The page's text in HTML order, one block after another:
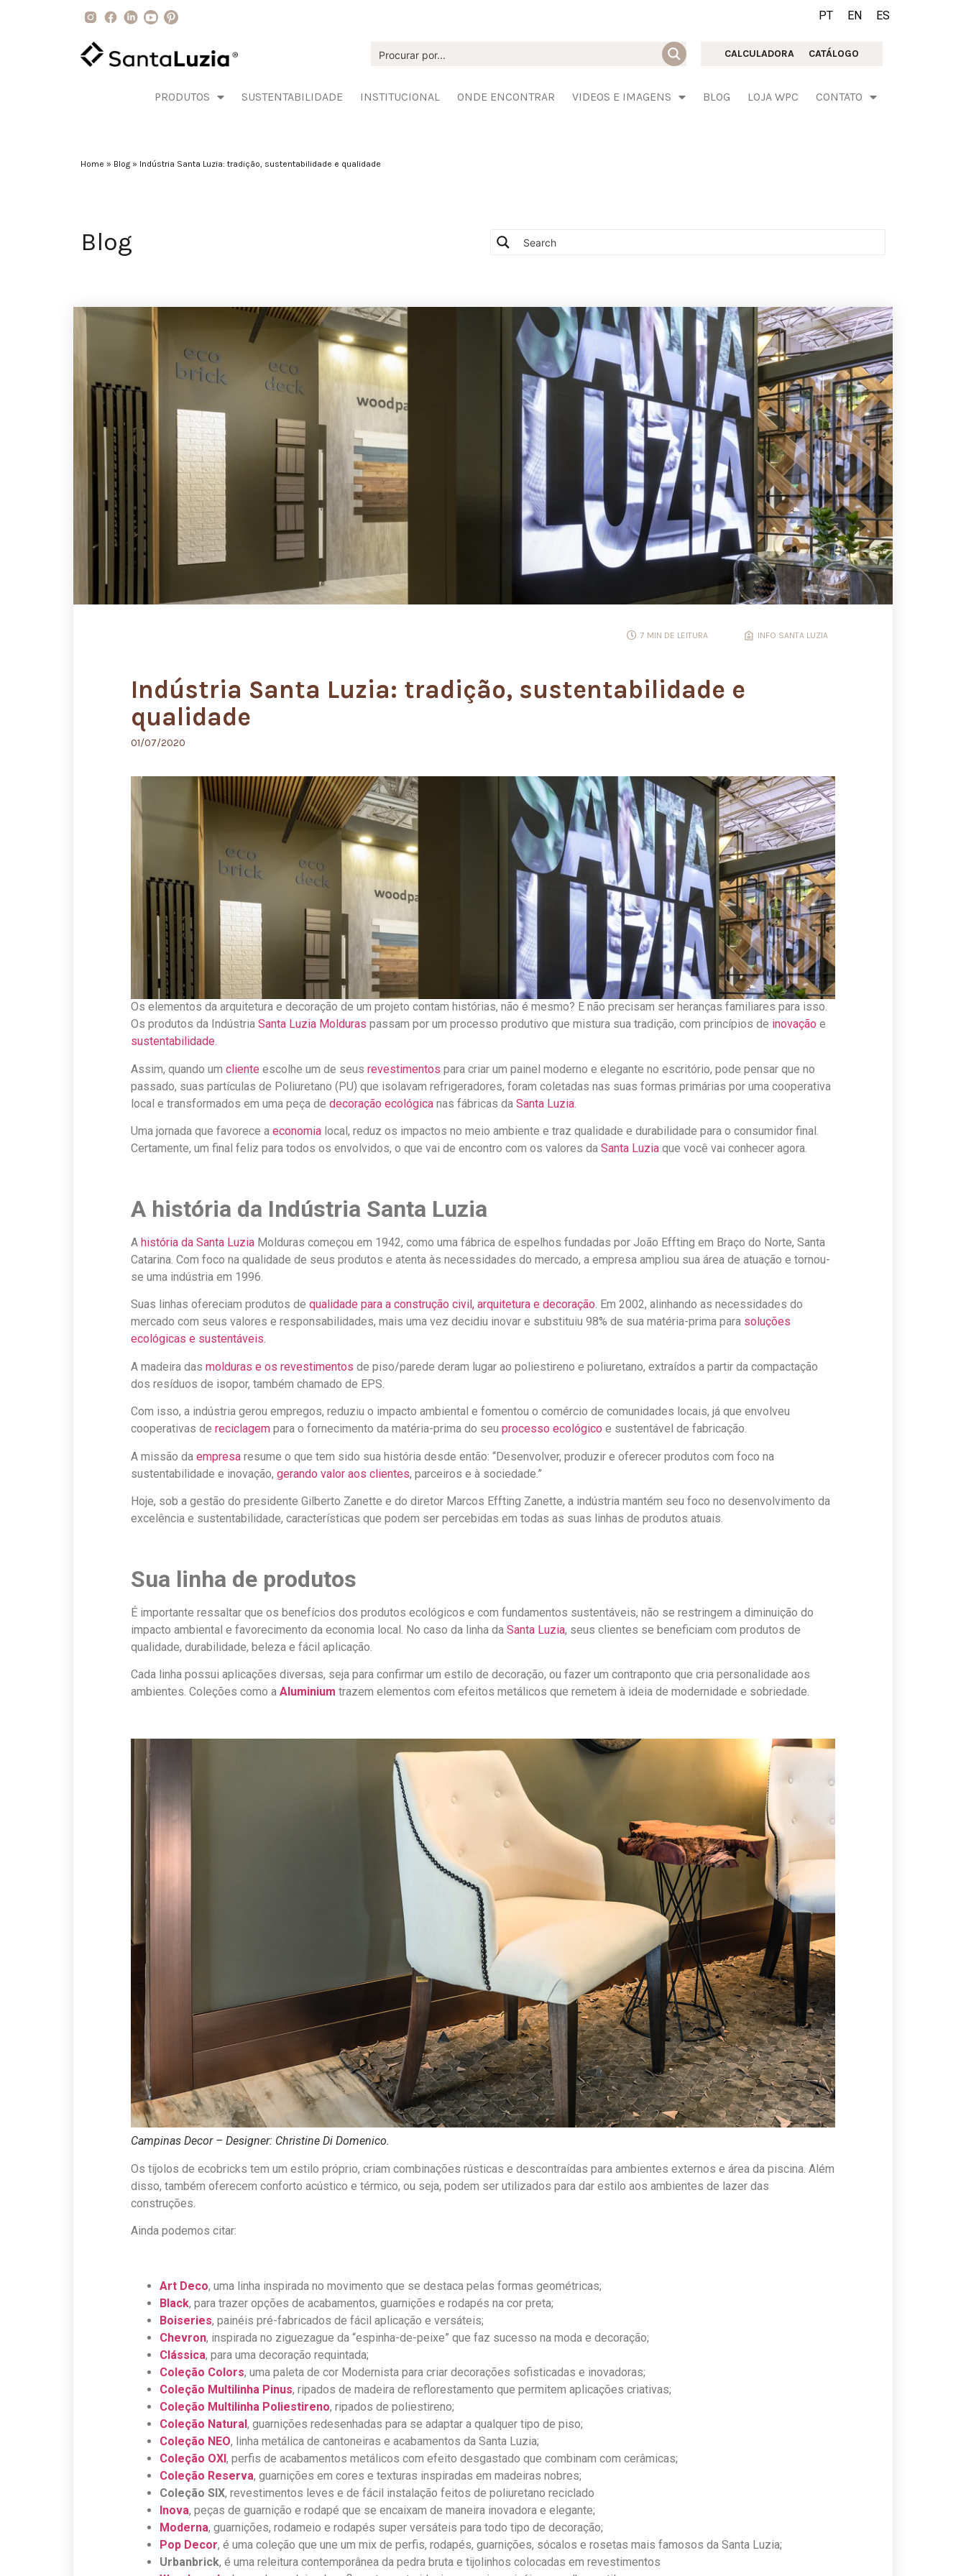
PT EN ES
CALCULADORA CATÁLOGO
PRODUTOS SUSTENTABILIDADE INSTITUCIONAL ONDE ENCONTRAR VIDEOS E IMAGENS BLOG LOJA WPC CONTATO
Home » Blog » Indústria Santa Luzia: tradição, sustentabilidade e qualidade
Blog
7 MIN DE LEITURA INFO SANTA LUZIA
Indústria Santa Luzia: tradição, sustentabilidade e
qualidade
01/07/2020
Os elementos da arquitetura e decoração de um projeto contam histórias, não é mesmo? E não precisam ser heranças familiares para isso.
Os produtos da Indústria Santa Luzia Molduras passam por um processo produtivo que mistura sua tradição, com princípios de inovação e
sustentabilidade.
Assim, quando um cliente escolhe um de seus revestimentos para criar um painel moderno e elegante no escritório, pode pensar que no
passado, suas partículas de Poliuretano (PU) que isolavam refrigeradores, foram coletadas nas suas formas primárias por uma cooperativa
local e transformados em uma peça de decoração ecológica nas fábricas da Santa Luzia.
Uma jornada que favorece a economia local, reduz os impactos no meio ambiente e traz qualidade e durabilidade para o consumidor final.
Certamente, um final feliz para todos os envolvidos, o que vai de encontro com os valores da Santa Luzia que você vai conhecer agora.
A história da Indústria Santa Luzia
A história da Santa Luzia Molduras começou em 1942, como uma fábrica de espelhos fundadas por João Effting em Braço do Norte, Santa
Catarina. Com foco na qualidade de seus produtos e atenta às necessidades do mercado, a empresa ampliou sua área de atuação e tornou-
se uma indústria em 1996.
Suas linhas ofereciam produtos de qualidade para a construção civil, arquitetura e decoração. Em 2002, alinhando as necessidades do
mercado com seus valores e responsabilidades, mais uma vez decidiu inovar e substituiu 98% de sua matéria-prima para soluções
ecológicas e sustentáveis.
A madeira das molduras e os revestimentos de piso/parede deram lugar ao poliestireno e poliuretano, extraídos a partir da compactação
dos resíduos de isopor, também chamado de EPS.
Com isso, a indústria gerou empregos, reduziu o impacto ambiental e fomentou o comércio de comunidades locais, já que envolveu
cooperativas de reciclagem para o fornecimento da matéria-prima do seu processo ecológico e sustentável de fabricação.
A missão da empresa resume o que tem sido sua história desde então: “Desenvolver, produzir e oferecer produtos com foco na
sustentabilidade e inovação, gerando valor aos clientes, parceiros e à sociedade.”
Hoje, sob a gestão do presidente Gilberto Zanette e do diretor Marcos Effting Zanette, a indústria mantém seu foco no desenvolvimento da
excelência e sustentabilidade, características que podem ser percebidas em todas as suas linhas de produtos atuais.
Sua linha de produtos
É importante ressaltar que os benefícios dos produtos ecológicos e com fundamentos sustentáveis, não se restringem a diminuição do
impacto ambiental e favorecimento da economia local. No caso da linha da Santa Luzia, seus clientes se beneficiam com produtos de
qualidade, durabilidade, beleza e fácil aplicação.
Cada linha possui aplicações diversas, seja para confirmar um estilo de decoração, ou fazer um contraponto que cria personalidade aos
ambientes. Coleções como a Aluminium trazem elementos com efeitos metálicos que remetem à ideia de modernidade e sobriedade.
Campinas Decor – Designer: Christine Di Domenico.
Os tijolos de ecobricks tem um estilo próprio, criam combinações rústicas e descontraídas para ambientes externos e área da piscina. Além
disso, também oferecem conforto acústico e térmico, ou seja, podem ser utilizados para dar estilo aos ambientes de lazer das
construções.
Ainda podemos citar:
Art Deco, uma linha inspirada no movimento que se destaca pelas formas geométricas;
Black, para trazer opções de acabamentos, guarnições e rodapés na cor preta;
Boiseries, painéis pré-fabricados de fácil aplicação e versáteis;
Chevron, inspirada no ziguezague da “espinha-de-peixe” que faz sucesso na moda e decoração;
Clássica, para uma decoração requintada;
Coleção Colors, uma paleta de cor Modernista para criar decorações sofisticadas e inovadoras;
Coleção Multilinha Pinus, ripados de madeira de reflorestamento que permitem aplicações criativas;
Coleção Multilinha Poliestireno, ripados de poliestireno;
Coleção Natural, guarnições redesenhadas para se adaptar a qualquer tipo de piso;
Coleção NEO, linha metálica de cantoneiras e acabamentos da Santa Luzia;
Coleção OXI, perfis de acabamentos metálicos com efeito desgastado que combinam com cerâmicas;
Coleção Reserva, guarnições em cores e texturas inspiradas em madeiras nobres;
Coleção SIX, revestimentos leves e de fácil instalação feitos de poliuretano reciclado
Inova, peças de guarnição e rodapé que se encaixam de maneira inovadora e elegante;
Moderna, guarnições, rodameio e rodapés super versáteis para todo tipo de decoração;
Pop Decor, é uma coleção que une um mix de perfis, rodapés, guarnições, sócalos e rosetas mais famosos da Santa Luzia;
Urbanbrick, é uma releitura contemporânea da pedra bruta e tijolinhos colocadas em revestimentos